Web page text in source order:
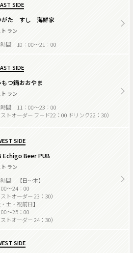
SIDE
がた すし 海鮮家
ラン
時間 10：00～21：00
SIDE
もつ鍋おおやま
ラン
時間 11：00～23：00
ストオーダー フード22：00 ドリンク22：30）
SIDE
Echigo Beer PUB
ラン
間 【日～木】
～24：00
ストオーダー 23：30）
・土・祝前日】
～25：00
ストオーダー 24：30）
SIDE